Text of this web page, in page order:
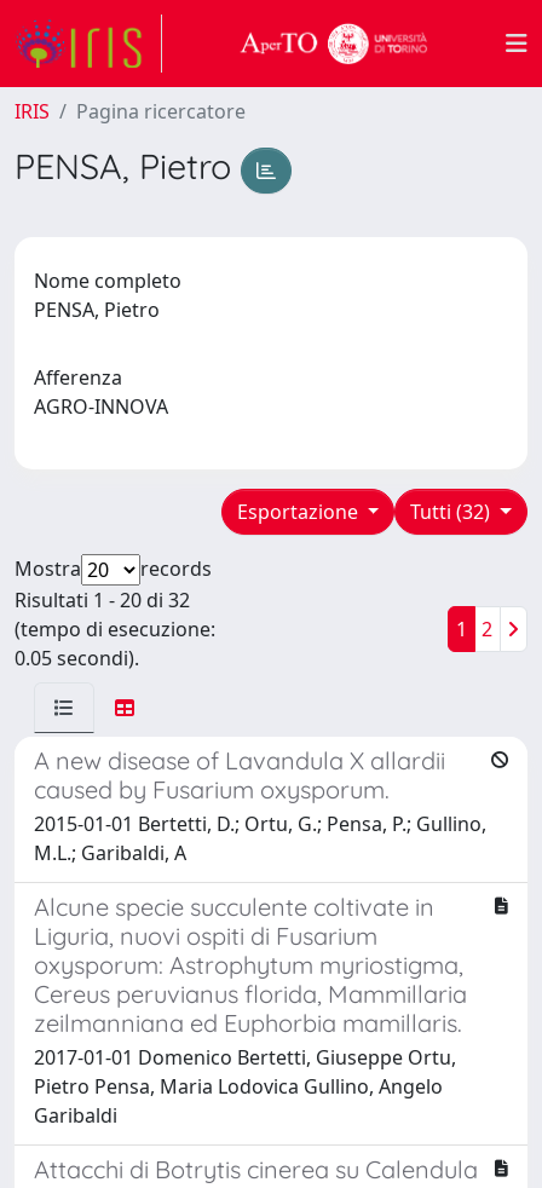
IRIS Pagina ricercatore
PENSA, Pietro
Nome completo
PENSA, Pietro
Afferenza
AGRO-INNOVA
Tutti (32)
Esportazione
Mostra
records
Risultati 1 - 20 di 32
(tempo di esecuzione:
0.05 secondi).
1 2
A new disease of Lavandula X allardii
caused by Fusarium oxysporum.
2015-01-01 Bertetti, D.; Ortu, G.; Pensa, P.; Gullino,
M.L.; Garibaldi, A
Alcune specie succulente coltivate in
Liguria, nuovi ospiti di Fusarium
oxysporum: Astrophytum myriostigma,
Cereus peruvianus florida, Mammillaria
zeilmanniana ed Euphorbia mamillaris.
2017-01-01 Domenico Bertetti, Giuseppe Ortu,
Pietro Pensa, Maria Lodovica Gullino, Angelo
Garibaldi
Attacchi di Botrytis cinerea su Calendula